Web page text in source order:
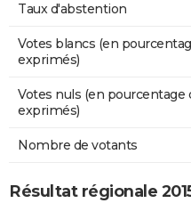
Taux d'abstention
Votes blancs (en
exprimés)
Votes nuls (en pourcentage
exprimés)
Nombre de votants
Résultat régionale